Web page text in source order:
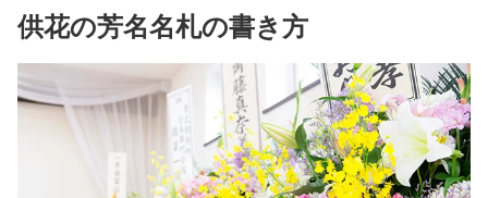
供花の芳名名札の書き方